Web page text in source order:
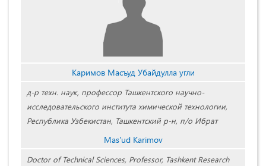
Каримов Масъуд Убайдулла угли
д-р техн. наук, профессор Ташкентского научно-
исследовательского института химической технологии,
Республика Узбекистан, Ташкентский р-н, п/о Ибрат
Mas'ud Karimov
Doctor of Technical Sciences, Professor, Tashkent Research